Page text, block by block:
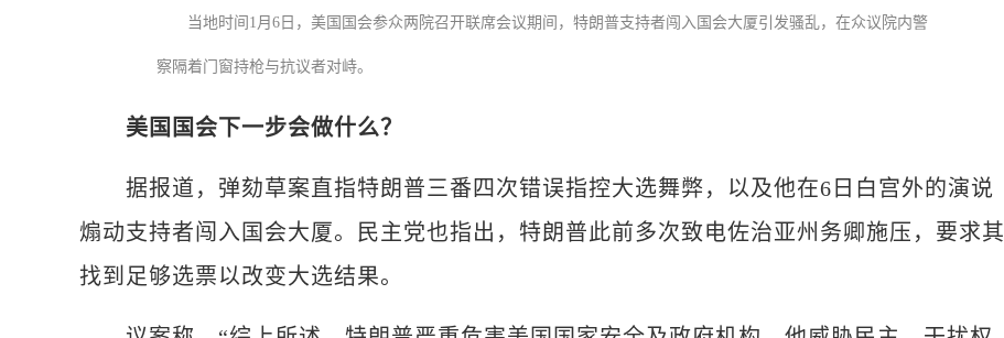
当地时间1月6日，美国国会参众两院召开联席会议期间，特朗普支持者闯入国会大厦引发骚乱，在众议院内警
察隔着门窗持枪与抗议者对峙。
美国国会下一步会做什么？
据报道，弹劾草案直指特朗普三番四次错误指控大选舞弊，以及他在6日白宫外的演说
煽动支持者闯入国会大厦。民主党也指出，特朗普此前多次致电佐治亚州务卿施压，要求其
找到足够选票以改变大选结果。